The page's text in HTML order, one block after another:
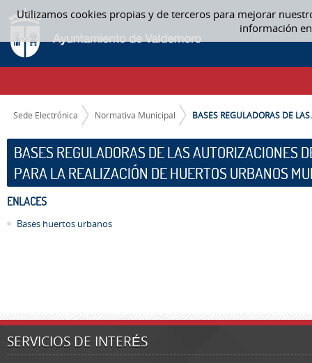
Utilizamos cookies propias y de terceros para mejorar
información
Saltar al contenido
BASES REGULADORAS DE LAS AUTORIZACIONES DE USO DE
MUNICIPALES - NORMATIVA MUNICIPAL
CAMINO DE MIGAS
Sede Electrónica Normativa Municipal BASES REGULADORAS DE
BASES REGULADORAS DE LAS AUTORIZACIONES
PARA LA REALIZACIÓN DE HUERTOS URBANOS
ENLACES
Bases huertos urbanos
SERVICIOS DE INTERÉS